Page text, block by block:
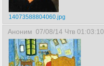
14073588804060.jpg
Аноним 07/08/14 Чтв 01:03:10